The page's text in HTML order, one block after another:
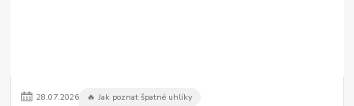
28.07.2026 🔥 Jak poznat špatné uhlíky